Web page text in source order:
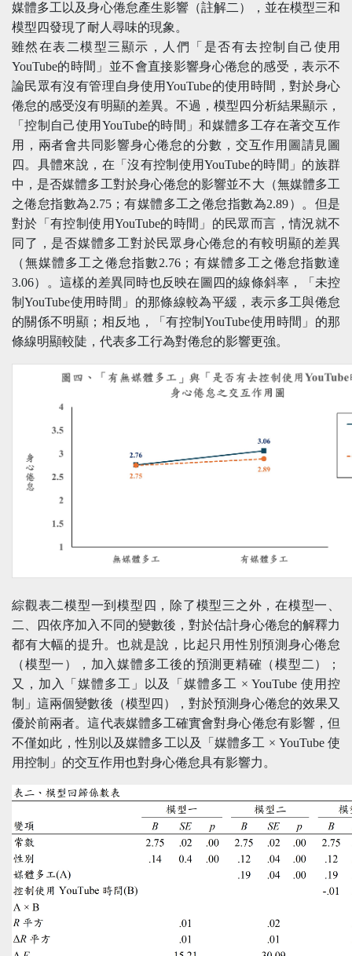
媒體多工以及身心倦怠產生影響（註解二），並在模型三和
模型四發現了耐人尋味的現象。
雖然在表二模型三顯示，人們「是否有去控制自己使用
YouTube的時間」並不會直接影響身心倦怠的感受，表示不
論民眾有沒有管理自身使用YouTube的使用時間，對於身心
倦怠的感受沒有明顯的差異。不過，模型四分析結果顯示，
「控制自己使用YouTube的時間」和媒體多工存在著交互作
用，兩者會共同影響身心倦怠的分數，交互作用圖請見圖
四。具體來說，在「沒有控制使用YouTube的時間」的族群
中，是否媒體多工對於身心倦怠的影響並不大（無媒體多工
之倦怠指數為2.75；有媒體多工之倦怠指數為2.89）。但是
對於「有控制使用YouTube的時間」的民眾而言，情況就不
同了，是否媒體多工對於民眾身心倦怠的有較明顯的差異
（無媒體多工之倦怠指數2.76；有媒體多工之倦怠指數達
3.06）。這樣的差異同時也反映在圖四的線條斜率，「未控
制YouTube使用時間」的那條線較為平緩，表示多工與倦怠
的關係不明顯；相反地，「有控制YouTube使用時間」的那
條線明顯較陡，代表多工行為對倦怠的影響更強。
綜觀表二模型一到模型四，除了模型三之外，在模型一、
二、四依序加入不同的變數後，對於估計身心倦怠的解釋力
都有大幅的提升。也就是說，比起只用性別預測身心倦怠
（模型一），加入媒體多工後的預測更精確（模型二）；
又，加入「媒體多工」以及「媒體多工 × YouTube 使用控
制」這兩個變數後（模型四），對於預測身心倦怠的效果又
優於前兩者。這代表媒體多工確實會對身心倦怠有影響，但
不僅如此，性別以及媒體多工以及「媒體多工 × YouTube 使
用控制」的交互作用也對身心倦怠具有影響力。